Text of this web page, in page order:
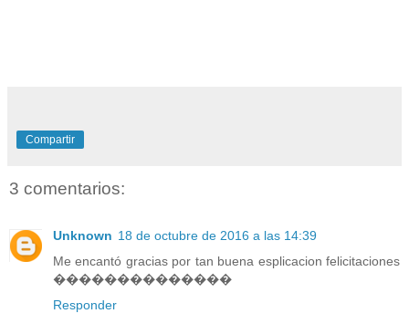
Compartir
3 comentarios:
Unknown 18 de octubre de 2016 a las 14:39
Me encantó gracias por tan buena esplicacion felicitaciones
��������������
Responder